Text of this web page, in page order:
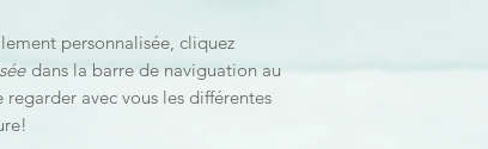
personnalisée, cliquez
dans la barre de naviguation au
avec vous les différentes